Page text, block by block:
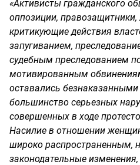
«Активисты гражданского
оппозиции,
критикующие действия
запугиванием,
судебным преследованием
мотивированным
оставались безнаказанными
большинство серьезных
совершенных в ходе
Насилие в отношении
широко распространенным,
законодательные изменения,